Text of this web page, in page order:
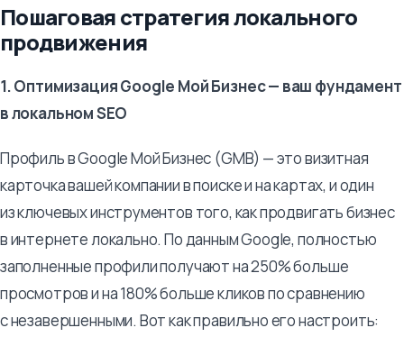
Пошаговая стратегия локального
продвижения
1. Оптимизация Google Мой Бизнес — ваш фундамент
в локальном SEO
Профиль в Google Мой Бизнес (GMB) — это визитная
карточка вашей компании в поиске и на картах, и один
из ключевых инструментов того, как продвигать бизнес
в интернете локально. По данным Google, полностью
заполненные профили получают на 250% больше
просмотров и на 180% больше кликов по сравнению
с незавершенными. Вот как правильно его настроить: